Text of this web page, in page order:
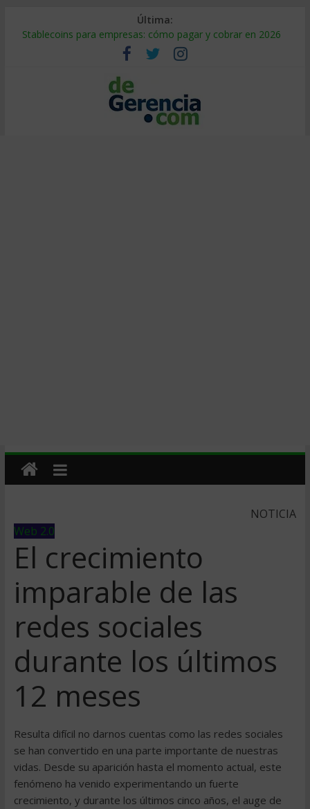
Última:
Stablecoins para empresas: cómo pagar y cobrar en 2026
Despido silencioso: qué es y por qué sale tan caro
IA en selección de personal: cómo auditarla a tiempo
Trabajo forzoso en la cadena de suministro: qué hacer
Mercado hispano de EE. UU.: cómo segmentarlo y venderle
NOTICIA
Web 2.0
El crecimiento
imparable de las
redes sociales
durante los últimos
12 meses
Resulta difícil no darnos cuentas como las redes sociales
se han convertido en una parte importante de nuestras
vidas. Desde su aparición hasta el momento actual, este
fenómeno ha venido experimentando un fuerte
crecimiento, y durante los últimos cinco años, el auge de